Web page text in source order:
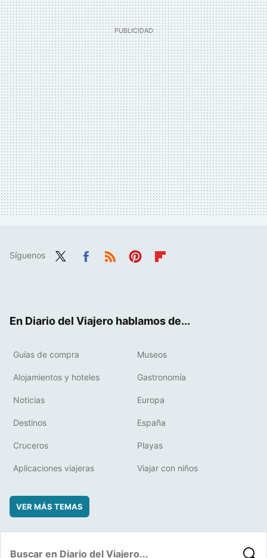
Síguenos
En Diario del Viajero hablamos de...
Guías de compra Museos
Alojamientos y hoteles Gastronomía
Noticias Europa
Destinos España
Cruceros Playas
Aplicaciones viajeras Viajar con niños
VER MÁS TEMAS